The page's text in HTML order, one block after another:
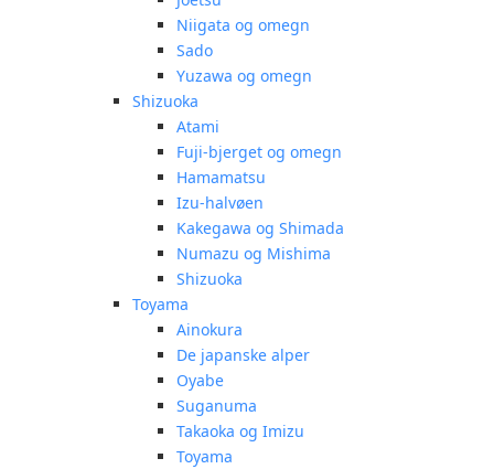
Niigata og omegn
Sado
Yuzawa og omegn
Shizuoka
Atami
Fuji-bjerget og omegn
Hamamatsu
Izu-halvøen
Kakegawa og Shimada
Numazu og Mishima
Shizuoka
Toyama
Ainokura
De japanske alper
Oyabe
Suganuma
Takaoka og Imizu
Toyama